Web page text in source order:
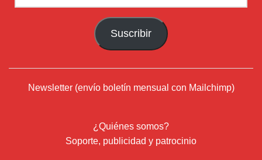
de
Suscribir
Newsletter (envío boletín mensual con Mailchimp)
¿Quiénes somos?
Soporte, publicidad y patrocinio